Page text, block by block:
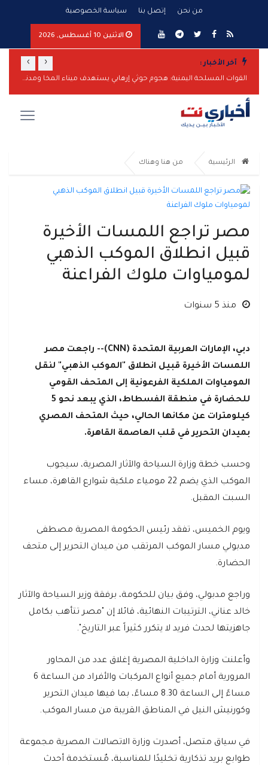
من نحن إتصل بنا سياسة الخصوصية
الاثنين 10 أغسطس, 2026
آخر الأخبار :
القوات المسلحة اليمنية: هجوم حوثي إرهابي يستهدف ميناء المخا ومدنيين
‹
›
الرئيسية من هنا وهناك
مصر تراجع اللمسات الأخيرة
قبيل انطلاق الموكب الذهبي
لمومياوات ملوك الفراعنة
منذ 5 سنوات
دبي، الإمارات العربية المتحدة (CNN)-- راجعت مصر
اللمسات الأخيرة قبيل انطلاق "الموكب الذهبي" لنقل
المومياوات الملكية الفرعونية إلى المتحف القومي
للحضارة في منطقة الفسطاط، الذي يبعد نحو 5
كيلومترات عن مكانها الحالي، حيث المتحف المصري
بميدان التحرير في قلب العاصمة القاهرة.
وحسب خطة وزارة السياحة والآثار المصرية، سيجوب
الموكب الذي يضم 22 مومياء ملكية شوارع القاهرة، مساء
السبت المقبل.
ويوم الخميس، تفقد رئيس الحكومة المصرية مصطفى
مدبولي مسار الموكب المرتقب من ميدان التحرير إلى متحف
الحضارة.
وراجع مدبولي، وفق بيان للحكومة، برفقة وزير السياحة والآثار
خالد عناني، الترتيبات النهائية، قائلا إن "مصر تتأهب بكامل
جاهزيتها لحدث فريد لا يتكرر كثيراً عبر التاريخ".
وأعلنت وزارة الداخلية المصرية إغلاق عدد من المحاور
المرورية أمام جميع أنواع المركبات والأفراد من الساعة 6
مساءً إلى الساعة 8.30 مساءً، بما فيها ميدان التحرير
وكورنيش النيل في المناطق القريبة من مسار الموكب.
في سياق متصل، أصدرت وزارة الاتصالات المصرية مجموعة
طوابع بريد تذكارية تخليدًا للمناسبة، مٌستخدمة أحدث